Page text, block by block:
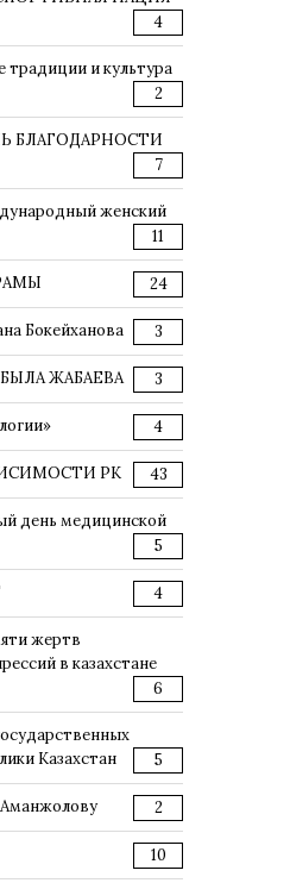
4
традиции и культура
2
БЛАГОДАРНОСТИ
7
женский
11
24
Бокейханова 3
ЖАБАЕВА 3
4
РК 43
день медицинской
5
4
жертв
в казахстане
6
Казахстан
5
Аманжолову 2
10